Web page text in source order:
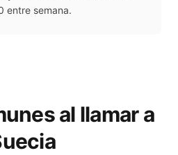
entre semana.
al llamar a